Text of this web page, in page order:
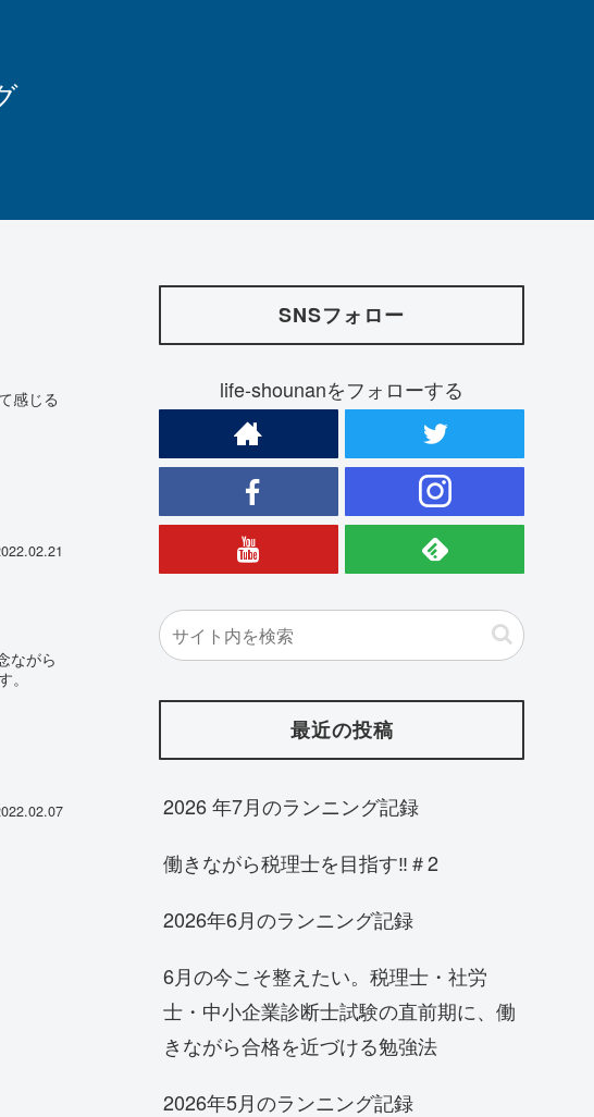
感じる
ながら
SNSフォロー
life-shounanをフォローする
最近の投稿
2026 年7月のランニング記録
働きながら税理士を目指す‼＃2
2026年6月のランニング記録
6月の今こそ整えたい。税理士・社労
士・中小企業診断士試験の直前期に、働
きながら合格を近づける勉強法
2026年5月のランニング記録